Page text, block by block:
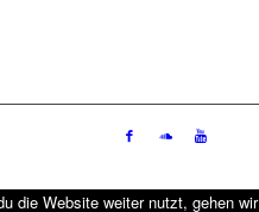
die Website weiter nutzt, gehen wir